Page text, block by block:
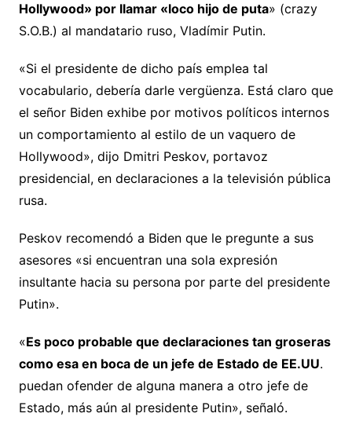
Hollywood» por llamar «loco hijo de puta» (crazy
S.O.B.) al mandatario ruso, Vladímir Putin.
«Si el presidente de dicho país emplea tal
vocabulario, debería darle vergüenza. Está claro que
el señor Biden exhibe por motivos políticos internos
un comportamiento al estilo de un vaquero de
Hollywood», dijo Dmitri Peskov, portavoz
presidencial, en declaraciones a la televisión pública
rusa.
Peskov recomendó a Biden que le pregunte a sus
asesores «si encuentran una sola expresión
insultante hacia su persona por parte del presidente
Putin».
«Es poco probable que declaraciones tan groseras
como esa en boca de un jefe de Estado de EE.UU.
puedan ofender de alguna manera a otro jefe de
Estado, más aún al presidente Putin», señaló.